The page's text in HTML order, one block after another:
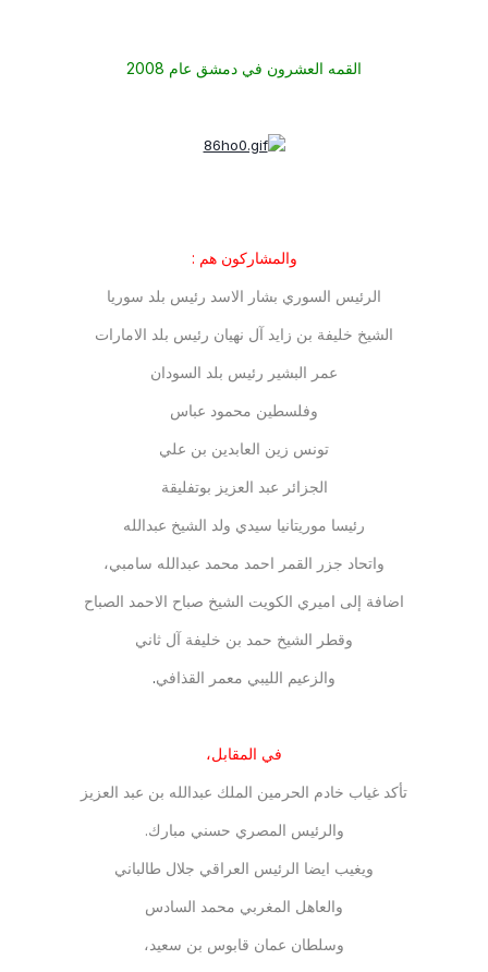
القمه العشرون في دمشق عام 2008
والمشاركون هم :
الرئيس السوري بشار الاسد رئيس بلد سوريا
الشيخ خليفة بن زايد آل نهيان رئيس بلد الامارات
عمر البشير رئيس بلد السودان
وفلسطين محمود عباس
تونس زين العابدين بن علي
الجزائر عبد العزيز بوتفليقة
رئيسا موريتانيا سيدي ولد الشيخ عبدالله
واتحاد جزر القمر احمد محمد عبدالله سامبي،
اضافة إلى اميري الكويت الشيخ صباح الاحمد الصباح
وقطر الشيخ حمد بن خليفة آل ثاني
والزعيم الليبي معمر القذافي .
في المقابل،
تأكد غياب خادم الحرمين الملك عبدالله بن عبد العزيز
والرئيس المصري حسني مبارك.
ويغيب ايضا الرئيس العراقي جلال طالباني
والعاهل المغربي محمد السادس
وسلطان عمان قابوس بن سعيد،